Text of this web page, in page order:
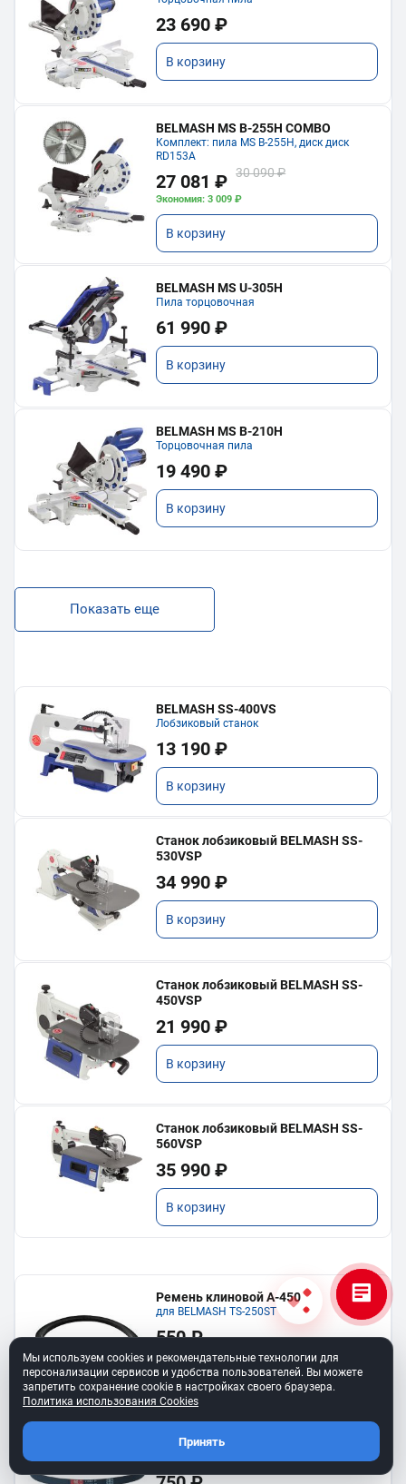
23 690 ₽
В корзину
BELMASH MS B-255H COMBO
Комплект: пила MS B-255H, диск диск
RD153A
27 081 ₽ 30 090 ₽
Экономия: 3 009 ₽
В корзину
BELMASH MS U-305H
Пила торцовочная
61 990 ₽
В корзину
BELMASH MS B-210H
Торцовочная пила
19 490 ₽
В корзину
Показать еще
BELMASH SS-400VS
Лобзиковый станок
13 190 ₽
В корзину
Станок лобзиковый BELMASH SS-
530VSP
34 990 ₽
В корзину
Станок лобзиковый BELMASH SS-
450VSP
21 990 ₽
В корзину
Станок лобзиковый BELMASH SS-
560VSP
35 990 ₽
В корзину
Ремень клиновой A-450
для BELMASH TS-250SТ
550 ₽
В корзину
Ремень 6PJ610 для BELMASH BJM-
Мы используем cookies и рекомендательные технологии для
персонализации сервисов и удобства пользователей. Вы можете
запретить сохранение cookie в настройках своего браузера.
Политика использования Cookies
Принять